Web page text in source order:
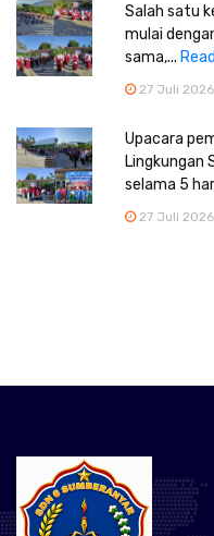
Salah satu
mulai
sama,...
27 Juli 2026
Upacara
Lingkungan
selama 5
27 Juli 2026